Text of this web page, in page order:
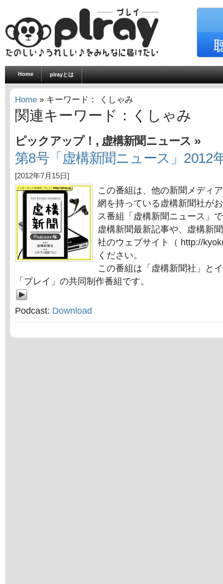
Home plrayとは
Home » キーワード： くしゃみ
関連キーワード：くしゃみ
ピックアップ！ , 虚構新聞ニュース »
第8号「虚構新聞ニュース」2012
[2012年7月15日]
この番組は、他の新聞メディ
網を持っている虚構新聞社が
ス番組「虚構新聞ニュース」
虚構新聞最新記事や、虚構新
社のウェブサイト（ http://
ください。
この番組は「虚構新聞社」と
「プレイ」の共同制作番組です。
Podcast: Download